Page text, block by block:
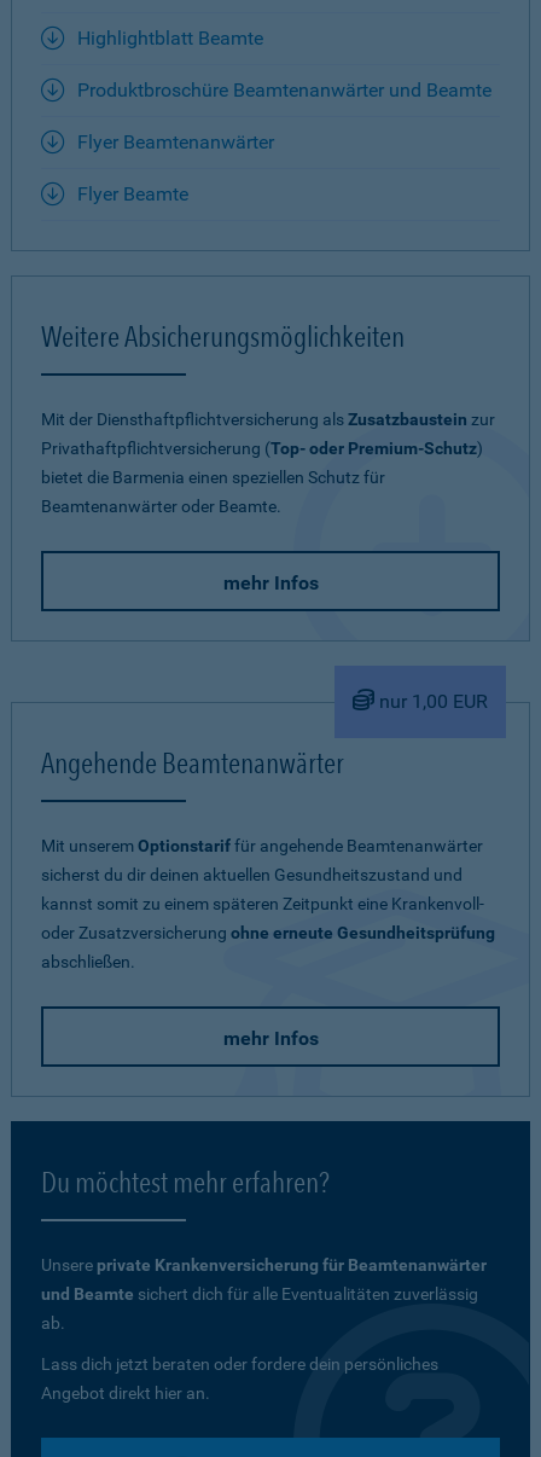
Highlightblatt Beamte
Produktbroschüre Beamtenanwärter und Beamte
Flyer Beamtenanwärter
Flyer Beamte
Weitere Absicherungsmöglichkeiten
Mit der Diensthaftpflichtversicherung alsZusatzbaustein zur
Privathaftpflichtversicherung (Top- oder Premium-Schutz)
bietet die Barmenia einen speziellen Schutz für
Beamtenanwärter oder Beamte.
mehr Infos
nur 1,00 EUR
Angehende Beamtenanwärter
Mit unseremOptionstariffür angehende Beamtenanwärter
sicherst du dir deinen aktuellen Gesundheitszustand und
kannst somit zu einem späteren Zeitpunkt eine Krankenvoll-
oder Zusatzversicherung ohne erneute Gesundheitsprüfung
abschließen.
mehr Infos
Du möchtest mehr erfahren?
Unsere private Krankenversicherung für Beamtenanwärter
und Beamte sichert dich für alle Eventualitäten zuverlässig
ab.
Lass dich jetzt beraten oder fordere dein persönliches
Angebot direkt hier an.